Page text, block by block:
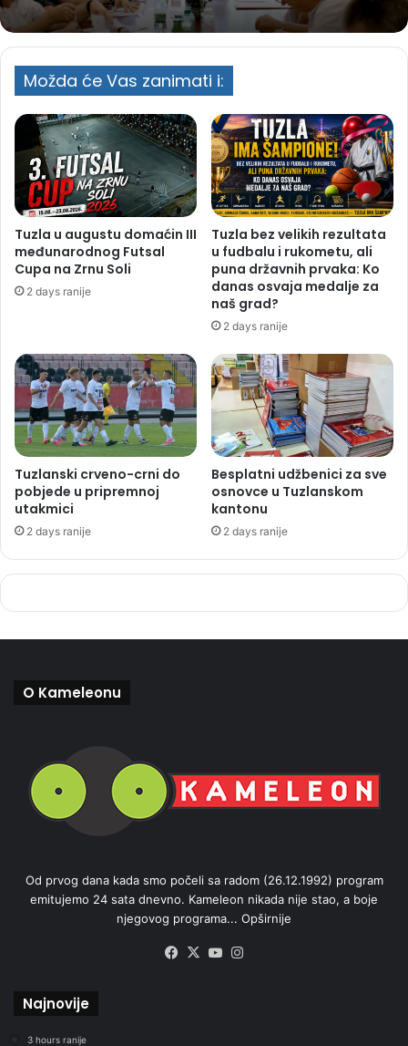
Možda će Vas zanimati i:
Tuzla u augustu domaćin III
međunarodnog Futsal
Cupa na Zrnu Soli
2 days ranije
Tuzla bez velikih rezultata
u fudbalu i rukometu, ali
puna državnih prvaka: Ko
danas osvaja medalje za
naš grad?
2 days ranije
Tuzlanski crveno-crni do
pobjede u pripremnoj
utakmici
2 days ranije
Besplatni udžbenici za sve
osnovce u Tuzlanskom
kantonu
2 days ranije
O Kameleonu
Od prvog dana kada smo počeli sa radom (26.12.1992) program
emitujemo 24 sata dnevno. Kameleon nikada nije stao, a boje
njegovog programa... Opširnije
Facebook
X YouTube
Najnovije
3 hours ranije